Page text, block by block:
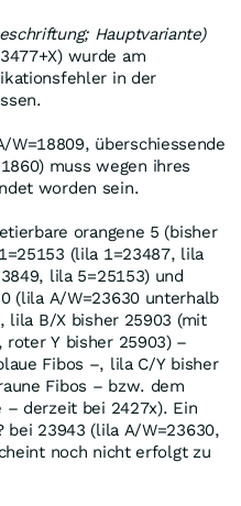
Hauptvariante)
wurde am
in der
W=18809, überschiessende
muss wegen ihres
worden sein.
orangene 5 (bisher
(lila 1=23487, lila
lila 5=25153) und
(lila A/W=23630 unterhalb
lila B/X bisher 25903 (mit
roter Y bisher 25903) –
Fibos –, lila C/Y bisher
Fibos – bzw. dem
derzeit bei 2427x). Ein
bei 23943 (lila A/W=23630,
noch nicht erfolgt zu